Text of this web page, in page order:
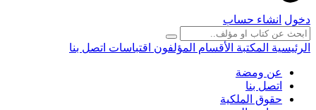
دخول انشاء حساب
الرئيسية المكتبة الأقسام المؤلفون اقتباسات اتصل بنا
عن ومضة
اتصل بنا
حقوق الملكية